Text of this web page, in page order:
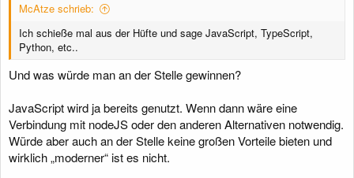
McAtze schrieb:
Ich schieße mal aus der Hüfte und sage JavaScript, TypeScript,
Python, etc..
Und was würde man an der Stelle gewinnen?
JavaScript wird ja bereits genutzt. Wenn dann wäre eine
Verbindung mit nodeJS oder den anderen Alternativen notwendig.
Würde aber auch an der Stelle keine großen Vorteile bieten und
wirklich „moderner“ ist es nicht.